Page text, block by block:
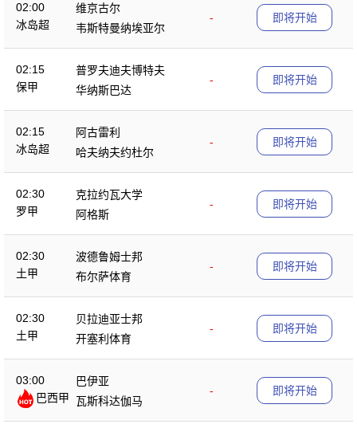
02:00
冰岛超
维京古尔
-
韦斯特曼纳埃亚尔
即将开始
02:15
保甲
普罗夫迪夫博特夫
-
华纳斯巴达
即将开始
02:15
冰岛超
阿古雷利
-
哈夫纳夫约杜尔
即将开始
02:30
罗甲
克拉约瓦大学
-
阿格斯
即将开始
02:30
土甲
波德鲁姆士邦
-
布尔萨体育
即将开始
02:30
土甲
贝拉迪亚士邦
-
开塞利体育
即将开始
03:00
巴西甲
巴伊亚
-
瓦斯科达伽马
即将开始